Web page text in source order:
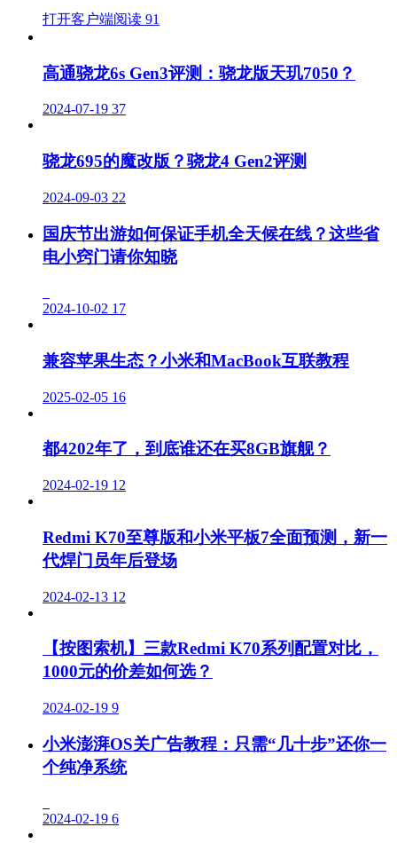
打开客户端阅读 91
高通骁龙6s Gen3评测：骁龙版天玑7050？
2024-07-19 37
骁龙695的魔改版？骁龙4 Gen2评测
2024-09-03 22
国庆节出游如何保证手机全天候在线？这些省
电小窍门请你知晓
2024-10-02 17
兼容苹果生态？小米和MacBook互联教程
2025-02-05 16
都4202年了，到底谁还在买8GB旗舰？
2024-02-19 12
Redmi K70至尊版和小米平板7全面预测，新一
代焊门员年后登场
2024-02-13 12
【按图索机】三款Redmi K70系列配置对比，
1000元的价差如何选？
2024-02-19 9
小米澎湃OS关广告教程：只需“几十步”还你一
个纯净系统
2024-02-19 6